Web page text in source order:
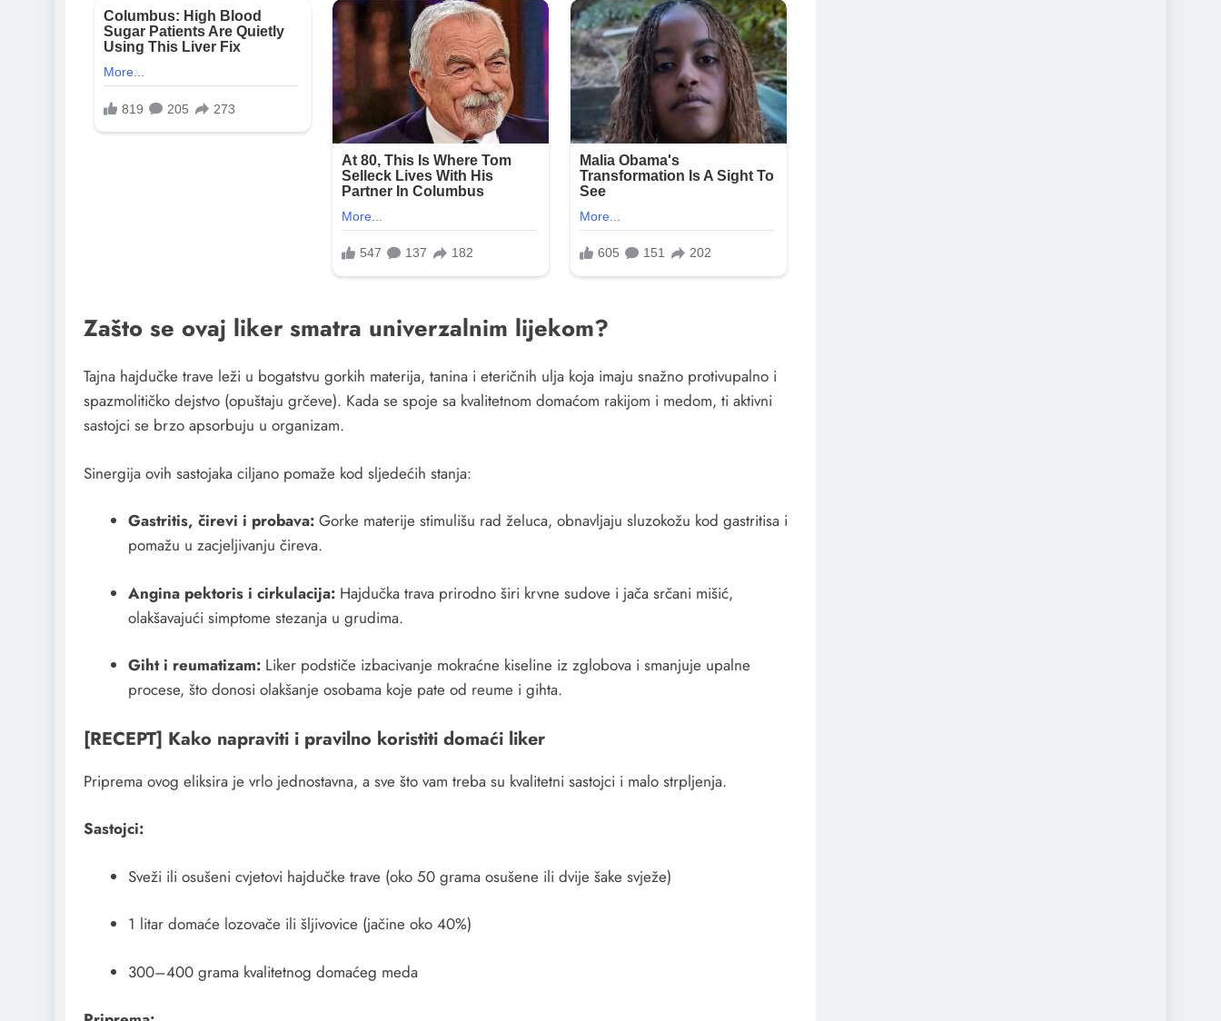
Zašto se ovaj liker smatra univerzalnim lijekom?
Tajna hajdučke trave leži u bogatstvu gorkih materija, tanina i eteričnih ulja koja imaju snažno protivupalno i
spazmolitičko dejstvo (opuštaju grčeve). Kada se spoje sa kvalitetnom domaćom rakijom i medom, ti aktivni
sastojci se brzo apsorbuju u organizam.
Sinergija ovih sastojaka ciljano pomaže kod sljedećih stanja:
Gastritis, čirevi i probava:Gorke materije stimulišu rad želuca, obnavljaju sluzokožu kod gastritisa i
pomažu u zacjeljivanju čireva.
Angina pektoris i cirkulacija:Hajdučka trava prirodno širi krvne sudove i jača srčani mišić,
olakšavajući simptome stezanja u grudima.
Giht i reumatizam:Liker podstiče izbacivanje mokraćne kiseline iz zglobova i smanjuje upalne
procese, što donosi olakšanje osobama koje pate od reume i gihta.
[RECEPT] Kako napraviti i pravilno koristiti domaći liker
Priprema ovog eliksira je vrlo jednostavna, a sve što vam treba su kvalitetni sastojci i malo strpljenja.
Sastojci:
Sveži ili osušeni cvjetovi hajdučke trave (oko 50 grama osušene ili dvije šake svježe)
1 litar domaće lozovače ili šljivovice (jačine oko 40%)
300–400 grama kvalitetnog domaćeg meda